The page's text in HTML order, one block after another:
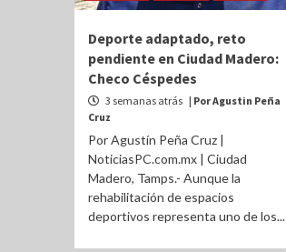
Deporte adaptado, reto
pendiente en Ciudad Madero:
Checo Céspedes
3 semanas atrás | Por Agustin Peña
Cruz
Por Agustín Peña Cruz |
NoticiasPC.com.mx | Ciudad
Madero, Tamps.- Aunque la
rehabilitación de espacios
deportivos representa uno de los...